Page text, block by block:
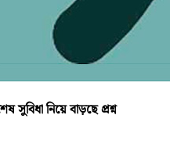
সুবিধা নিয়ে বাড়ছে প্রশ্ন